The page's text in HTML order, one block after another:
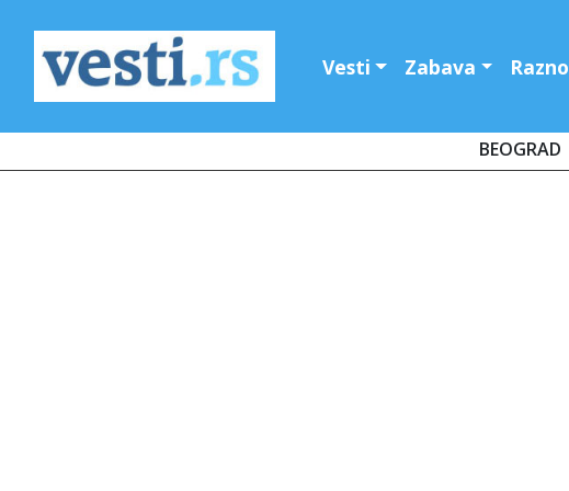
Vesti Zabava Razno
BEOGRAD